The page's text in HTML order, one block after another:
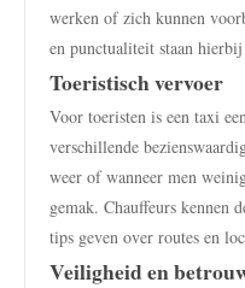
werken of zich kunnen
en punctualiteit staan
Toeristisch vervoer
Voor toeristen is een taxi
verschillende
weer of wanneer men
gemak. Chauffeurs kennen
tips geven over routes en
Veiligheid en